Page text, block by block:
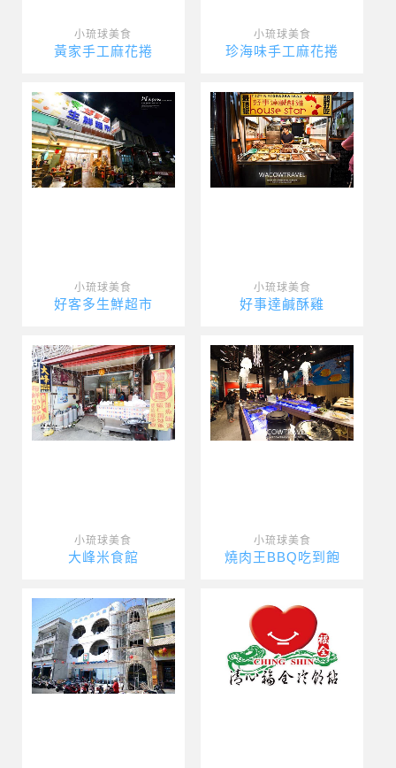
小琉球美食
黃家手工麻花捲
小琉球美食
珍海味手工麻花捲
小琉球美食
好客多生鮮超市
小琉球美食
好事達鹹酥雞
小琉球美食
大峰米食館
小琉球美食
燒肉王BBQ吃到飽